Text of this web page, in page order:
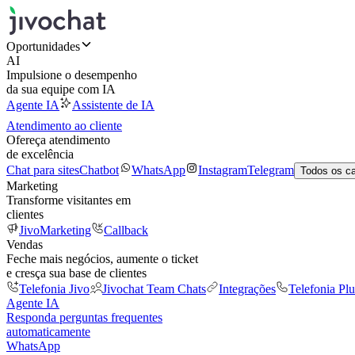
Oportunidades
AI
Impulsione o desempenho
da sua equipe com IA
Agente IA
Assistente de IA
Atendimento ao cliente
Ofereça atendimento
de excelência
Chat para sitesChatbot WhatsApp InstagramTelegram Todos os
Marketing
Transforme visitantes em
clientes
JivoMarketing
Callback
Vendas
Feche mais negócios, aumente o ticket
e cresça sua base de clientes
Telefonia Jivo
Jivochat Team Chats Integrações Telefonia
Agente IA
Responda perguntas frequentes
automaticamente
WhatsApp